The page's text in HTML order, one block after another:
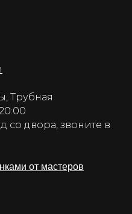
Трубная
со двора, звоните в
от мастеров